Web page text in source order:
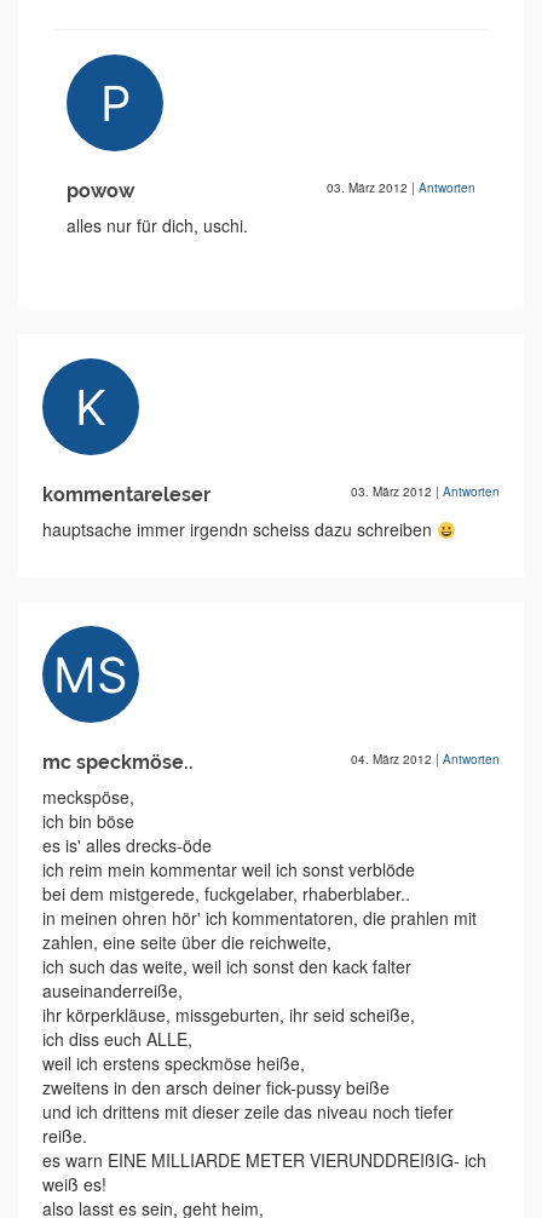
powow 03. März 2012 | Antworten
alles nur für dich, uschi.
kommentareleser 03. März 2012 | Antworten
hauptsache immer irgendn scheiss dazu schreiben
mc speckmöse.. 04. März 2012 | Antworten
meckspöse,
ich bin böse
es is' alles drecks-öde
ich reim mein kommentar weil ich sonst verblöde
bei dem mistgerede, fuckgelaber, rhaberblaber..
in meinen ohren hör' ich kommentatoren, die prahlen mit
zahlen, eine seite über die reichweite,
ich such das weite, weil ich sonst den kack falter
auseinanderreiße,
ihr körperkläuse, missgeburten, ihr seid scheiße,
ich diss euch ALLE,
weil ich erstens speckmöse heiße,
zweitens in den arsch deiner fick-pussy beiße
und ich drittens mit dieser zeile das niveau noch tiefer
reiße.
es warn EINE MILLIARDE METER VIERUNDDREIßIG- ich
weiß es!
also lasst es sein, geht heim,